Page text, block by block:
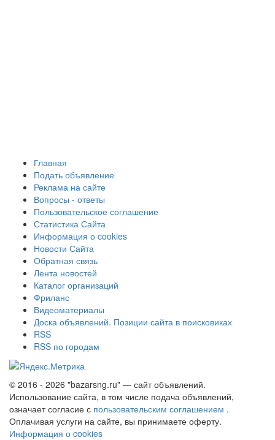
Главная
Подать объявление
Реклама на сайте
Вопросы - ответы
Пользовательское соглашение
Статистика Сайта
Информация о cookies
Новости Сайта
Обратная связь
Лента новостей
Каталог организаций
Фриланс
Видеоматериалы
Доска объявлений. Позиции сайта в поисковиках
RSS
RSS по городам
© 2016 - 2026 "bazarsng.ru" — сайт объявлений.
Использование сайта, в том числе подача объявлений,
означает согласие с пользовательским соглашением .
Оплачивая услуги на сайте, вы принимаете оферту.
Информация о cookies